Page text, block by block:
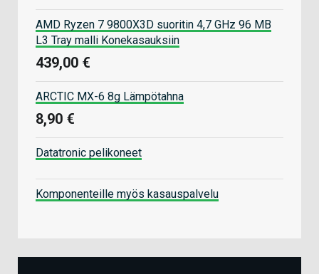
AMD Ryzen 7 9800X3D suoritin 4,7 GHz 96 MB
L3 Tray malli Konekasauksiin
439,00 €
ARCTIC MX-6 8g Lämpötahna
8,90 €
Datatronic pelikoneet
Komponenteille myös kasauspalvelu